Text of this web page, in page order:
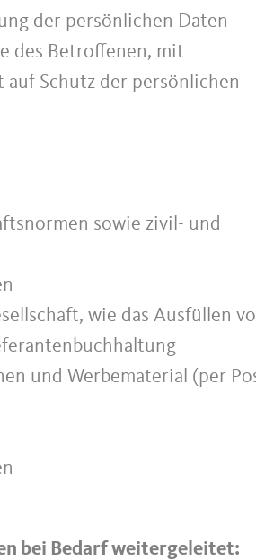
der persönlichen Daten
des Betroffenen, mit
Schutz der persönlichen
sowie zivil- und
wie das Ausfüllen
und Werbematerial (per
bei Bedarf weitergeleitet: